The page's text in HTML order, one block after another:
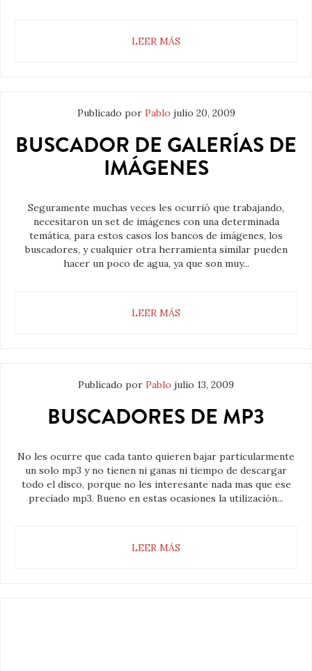
LEER MÁS
Publicado por Pablo julio 20, 2009
BUSCADOR DE GALERÍAS DE
IMÁGENES
Seguramente muchas veces les ocurrió que trabajando,
necesitaron un set de imágenes con una determinada
temática, para estos casos los bancos de imágenes, los
buscadores, y cualquier otra herramienta similar pueden
hacer un poco de agua, ya que son muy...
LEER MÁS
Publicado por Pablo julio 13, 2009
BUSCADORES DE MP3
No les ocurre que cada tanto quieren bajar particularmente
un solo mp3 y no tienen ni ganas ni tiempo de descargar
todo el disco, porque no les interesante nada mas que ese
preciado mp3. Bueno en estas ocasiones la utilización...
LEER MÁS